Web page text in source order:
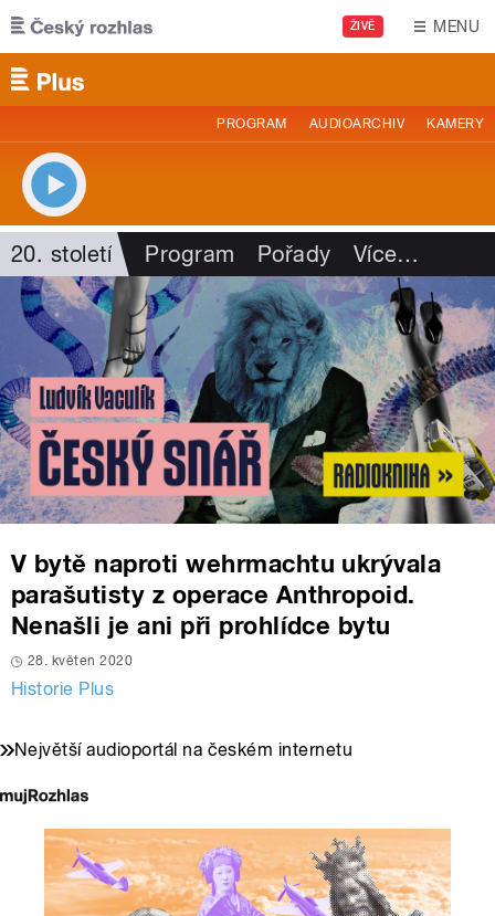
Přejít k hlavnímu obsahu
ŽIVĚ MENU
PROGRAM AUDIOARCHIV KAMERY
20. století Program Pořady Více…
V bytě naproti wehrmachtu ukrývala
parašutisty z operace Anthropoid.
Nenašli je ani při prohlídce bytu
28. květen 2020
Historie Plus
Největší audioportál na českém internetu